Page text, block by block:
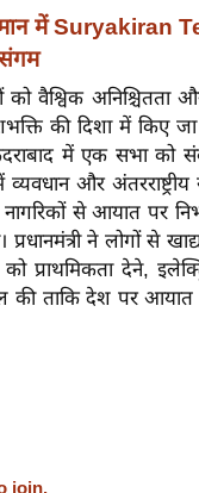
में Suryakiran
को वैश्विक
की दिशा में किए जा
सिकंदराबाद में एक सभा
और
से आयात पर
ने लोगों से
प्राथमिकता देने,
की ताकि देश पर
join.